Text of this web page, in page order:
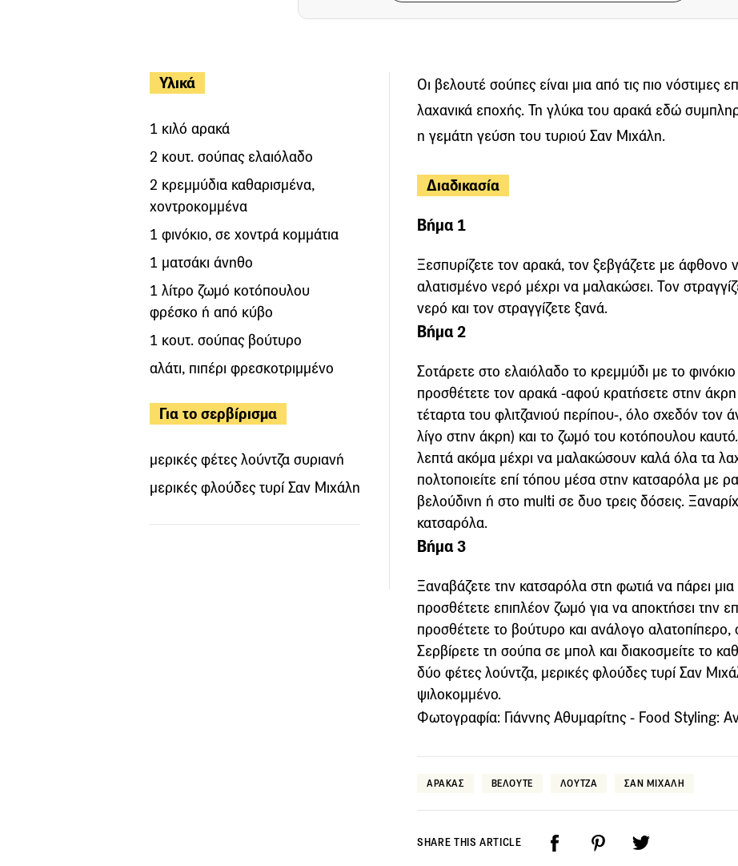
Υλικά
1 κιλό αρακά
2 κουτ. σούπας ελαιόλαδο
2 κρεμμύδια καθαρισμένα,
χοντροκομμένα
1 φινόκιο, σε χοντρά κομμάτια
1 ματσάκι άνηθο
1 λίτρο ζωμό κοτόπουλου
φρέσκο ή από κύβο
1 κουτ. σούπας βούτυρο
αλάτι, πιπέρι φρεσκοτριμμένο
Για το σερβίρισμα
μερικές φέτες λούντζα συριανή
μερικές φλούδες τυρί Σαν Μιχάλη
Οι βελουτέ σούπες είναι μια από τις πιο νόστιμες
λαχανικά εποχής. Τη γλύκα του αρακά εδώ
η γεμάτη γεύση του τυριού Σαν Μιχάλη.
Διαδικασία
Βήμα 1
Ξεσπυρίζετε τον αρακά, τον ξεβγάζετε με άφθονο
αλατισμένο νερό μέχρι να μαλακώσει. Τον
νερό και τον στραγγίζετε ξανά.
Βήμα 2
Σοτάρετε στο ελαιόλαδο το κρεμμύδι με το
προσθέτετε τον αρακά -αφού κρατήσετε στην άκρη
τέταρτα του φλιτζανιού περίπου-, όλο σχεδόν τον
λίγο στην άκρη) και το ζωμό του κοτόπουλου
λεπτά ακόμα μέχρι να μαλακώσουν καλά όλα τα
πολτοποιείτε επί τόπου μέσα στην κατσαρόλα με
βελούδινη ή στο multi σε δυο τρεις δόσεις.
κατσαρόλα.
Βήμα 3
Ξαναβάζετε την κατσαρόλα στη φωτιά να πάρει μια
προσθέτετε επιπλέον ζωμό για να αποκτήσει την
προσθέτετε το βούτυρο και ανάλογο
Σερβίρετε τη σούπα σε μπολ και διακοσμείτε το
δύο φέτες λούντζα, μερικές φλούδες τυρί Σαν
ψιλοκομμένο.
Φωτογραφία: Γιάννης Αθυμαρίτης - Food Styling:
ΑΡΑΚΑΣ ΒΕΛΟΥΤΕ ΛΟΥΤΖΑ ΣΑΝ ΜΙΧΑΛΗ
SHARE THIS ARTICLE